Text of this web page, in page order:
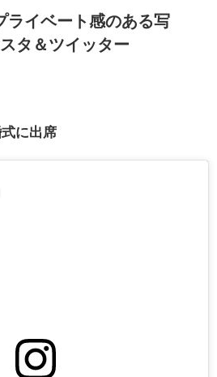
ライベート感のある写
タ＆ツイッター
に出席